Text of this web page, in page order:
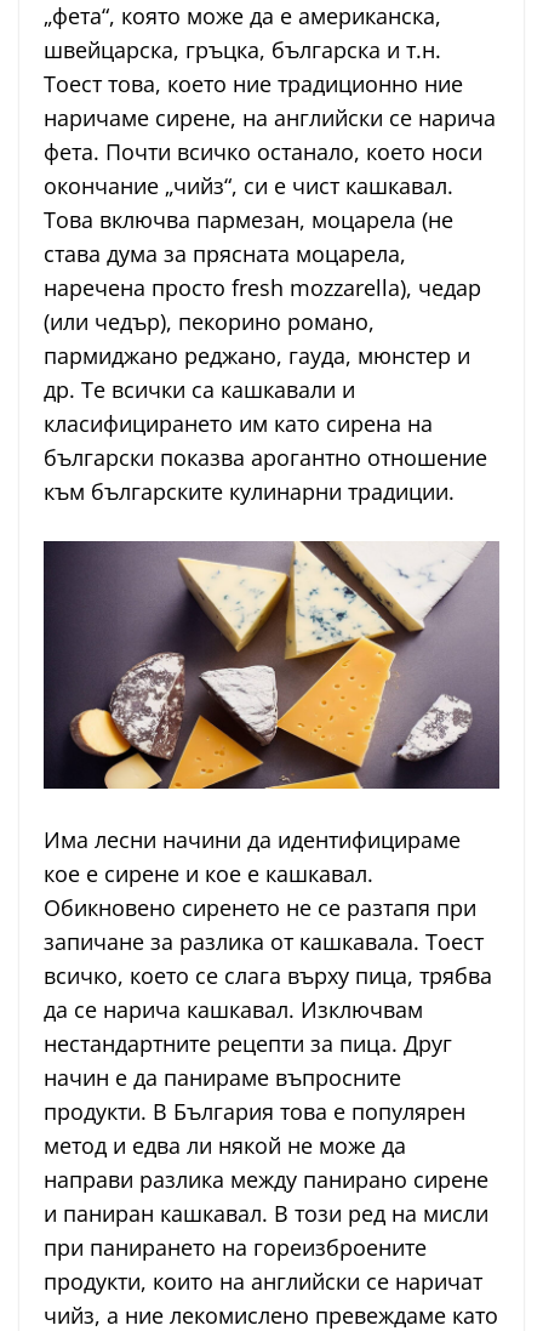
„фета“, която може да е американска,
швейцарска, гръцка, българска и т.н.
Тоест това, което ние традиционно ние
наричаме сирене, на английски се нарича
фета. Почти всичко останало, което носи
окончание „чийз“, си е чист кашкавал.
Това включва пармезан, моцарела (не
става дума за прясната моцарела,
наречена просто fresh mozzarella), чедар
(или чедър), пекорино романо,
пармиджано реджано, гауда, мюнстер и
др. Те всички са кашкавали и
класифицирането им като сирена на
български показва арогантно отношение
към българските кулинарни традиции.
Има лесни начини да идентифицираме
кое е сирене и кое е кашкавал.
Обикновено сиренето не се разтапя при
запичане за разлика от кашкавала. Тоест
всичко, което се слага върху пица, трябва
да се нарича кашкавал. Изключвам
нестандартните рецепти за пица. Друг
начин е да панираме въпросните
продукти. В България това е популярен
метод и едва ли някой не може да
направи разлика между панирано сирене
и паниран кашкавал. В този ред на мисли
при панирането на гореизброените
продукти, които на английски се наричат
чийз, а ние лекомислено превеждаме като